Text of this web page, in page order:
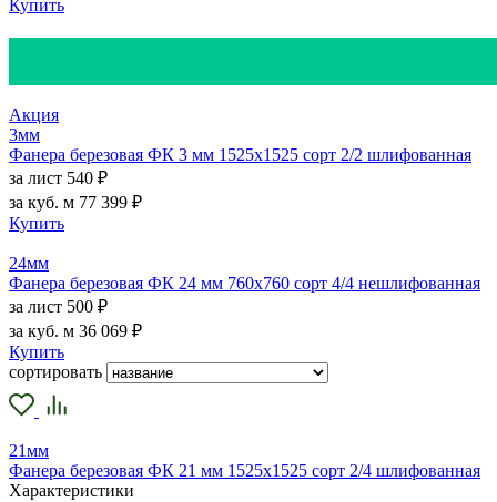
Купить
Акция
3мм
Фанера березовая ФК 3 мм 1525х1525 сорт 2/2 шлифованная
за лист 540 ₽
за куб. м 77 399 ₽
Купить
24мм
Фанера березовая ФК 24 мм 760х760 сорт 4/4 нешлифованная
за лист 500 ₽
за куб. м 36 069 ₽
Купить
сортировать
21мм
Фанера березовая ФК 21 мм 1525х1525 сорт 2/4 шлифованная
Характеристики